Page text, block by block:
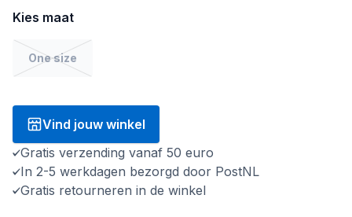
Kies maat
One size
Vind jouw winkel
Gratis verzending vanaf 50 euro
In 2-5 werkdagen bezorgd door PostNL
Gratis retourneren in de winkel